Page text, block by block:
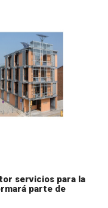
servicios para la
parte de